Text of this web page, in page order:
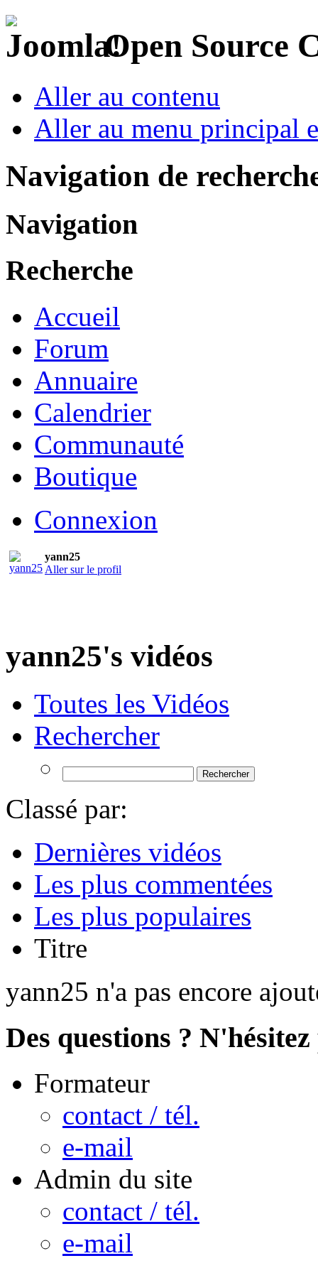
Open Source
Aller au contenu
Aller au menu principal
Navigation de
Navigation
Recherche
Accueil
Forum
Annuaire
Calendrier
Communauté
Boutique
Connexion
yann25
Aller sur le profil
yann25's vidéos
Toutes les Vidéos
Rechercher
Classé par:
Dernières vidéos
Les plus commentées
Les plus populaires
Titre
yann25 n'a pas encore
Des questions ?
Formateur
contact / tél.
e-mail
Admin du site
contact / tél.
e-mail